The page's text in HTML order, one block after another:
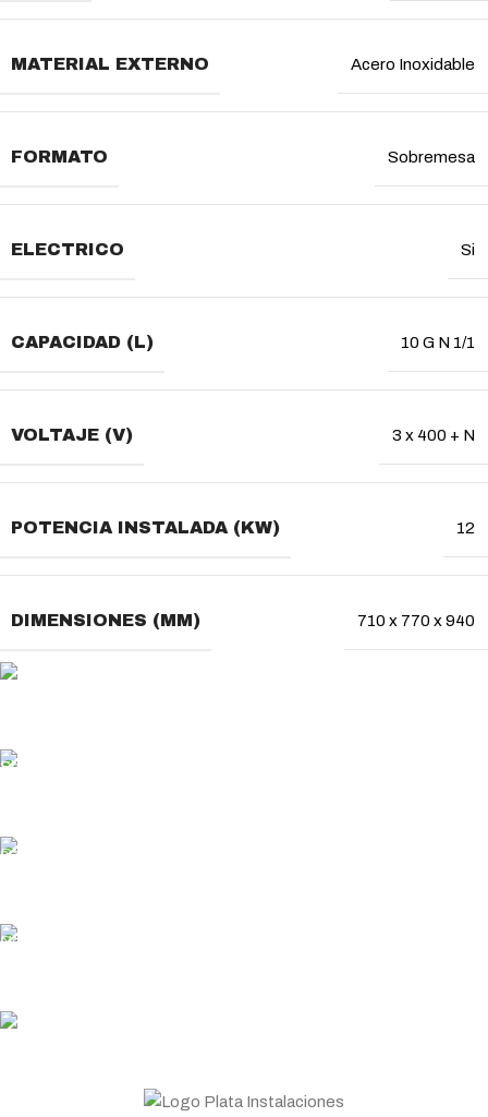
MATERIAL EXTERNO Acero Inoxidable
FORMATO Sobremesa
ELECTRICO Si
CAPACIDAD (L) 10 G N 1/1
VOLTAJE (V) 3 x 400 + N
POTENCIA INSTALADA (KW) 12
DIMENSIONES (MM) 710 x 770 x 940